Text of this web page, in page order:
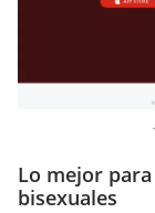
Lo mejor
bisexuales